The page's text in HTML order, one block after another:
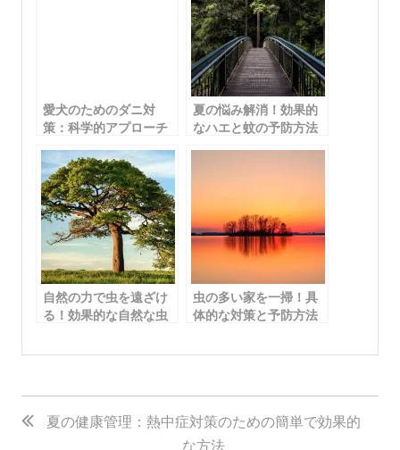
愛犬のためのダニ対
策：科学的アプローチ
を守る
夏の悩み解消！効果的
なハエと蚊の予防方法
自然の力で虫を遠ざけ
る！効果的な自然な虫
虫の多い家を一掃！具
体的な対策と予防方法
投
稿
夏の健康管理：熱中症対策のための簡単で効果的
な方法